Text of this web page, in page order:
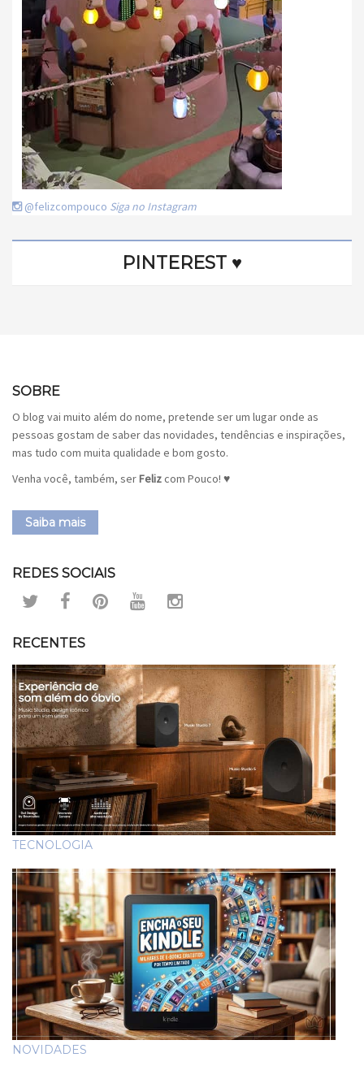
@felizcompouco Siga no Instagram
PINTEREST ♥
SOBRE
O blog vai muito além do nome, pretende ser um lugar onde as
pessoas gostam de saber das novidades, tendências e inspirações,
mas tudo com muita qualidade e bom gosto.
Venha você, também, serFelizcom Pouco! ♥
Saiba mais
REDES SOCIAIS
RECENTES
TECNOLOGIA
NOVIDADES